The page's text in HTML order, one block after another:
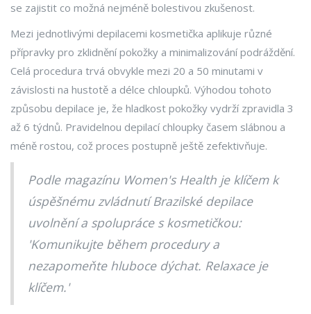
se zajistit co možná nejméně bolestivou zkušenost.
Mezi jednotlivými depilacemi kosmetička aplikuje různé
přípravky pro zklidnění pokožky a minimalizování podráždění.
Celá procedura trvá obvykle mezi 20 a 50 minutami v
závislosti na hustotě a délce chloupků. Výhodou tohoto
způsobu depilace je, že hladkost pokožky vydrží zpravidla 3
až 6 týdnů. Pravidelnou depilací chloupky časem slábnou a
méně rostou, což proces postupně ještě zefektivňuje.
Podle magazínu Women's Health je klíčem k
úspěšnému zvládnutí Brazilské depilace
uvolnění a spolupráce s kosmetičkou:
'Komunikujte během procedury a
nezapomeňte hluboce dýchat. Relaxace je
klíčem.'